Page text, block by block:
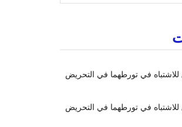
في تورطهما في التحريض
في تورطهما في التحريض